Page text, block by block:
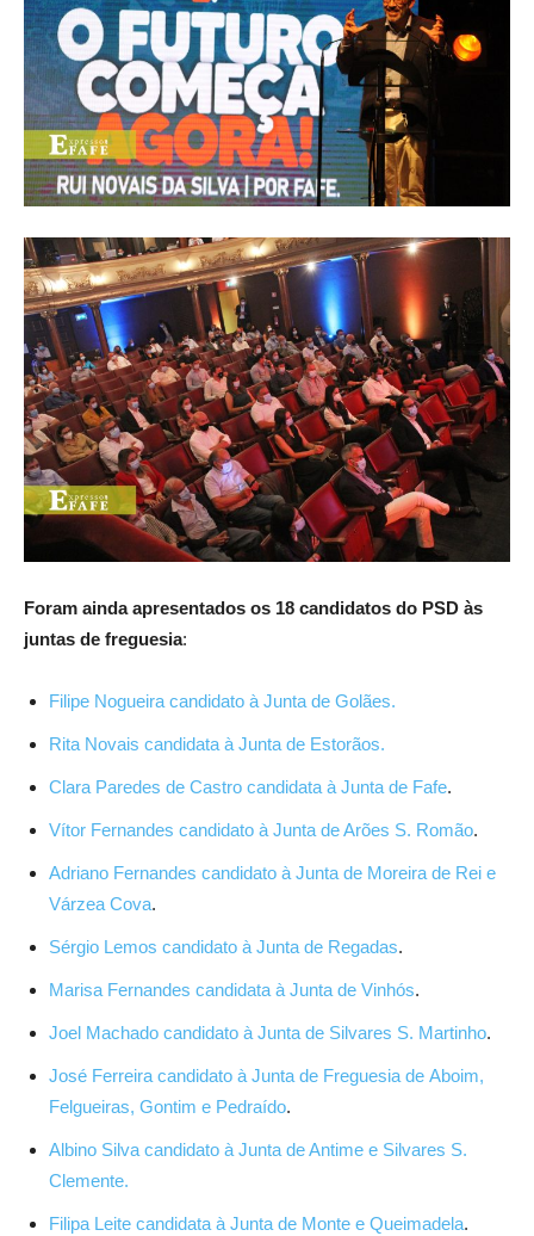
Foram ainda apresentados os 18 candidatos do PSD às
juntas de freguesia:
Filipe Nogueira candidato à Junta de Golães.
Rita Novais candidata à Junta de Estorãos.
Clara Paredes de Castro candidata à Junta de Fafe.
Vítor Fernandes candidato à Junta de Arões S. Romão.
Adriano Fernandes candidato à Junta de Moreira de Rei e
Várzea Cova.
Sérgio Lemos candidato à Junta de Regadas.
Marisa Fernandes candidata à Junta de Vinhós.
Joel Machado candidato à Junta de Silvares S. Martinho.
José Ferreira candidato à Junta de Freguesia de Aboim,
Felgueiras, Gontim e Pedraído.
Albino Silva candidato à Junta de Antime e Silvares S.
Clemente.
Filipa Leite candidata à Junta de Monte e Queimadela.